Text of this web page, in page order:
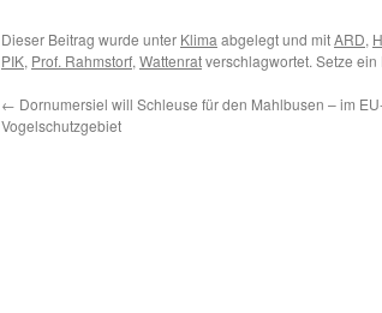
Dieser Beitrag wurde unter Klima abgelegt und mitARD,
PIK, Prof. Rahmstorf, Wattenratverschlagwortet. Setze
← Dornumersiel will Schleuse für den Mahlbusen – im
Vogelschutzgebiet